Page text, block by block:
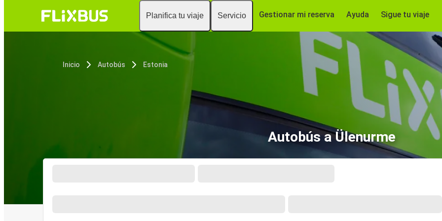
Planifica tu viaje Servicio Gestionar mi reserva Ayuda Sigue tu viaje
Inicio Autobús Estonia
Autobús a Ülenurme